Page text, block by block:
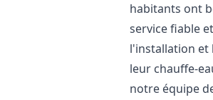
habitants ont
service fiable
l'installation et
leur chauffe-
notre équipe